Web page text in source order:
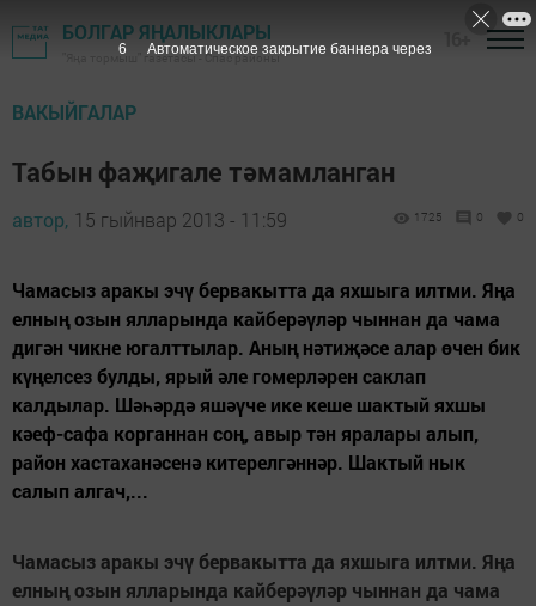
БОЛГАР ЯҢАЛЫКЛАРЫ
"Яңа тормыш" газетасы - Спас районы
ВАКЫЙГАЛАР
Табын фаҗигале тәмамланган
автор, 15 гыйнвар 2013 - 11:59 1725 0 0
Чамасыз аракы эчү бервакытта да яхшыга илтми. Яңа
елның озын ялларында кайберәүләр чыннан да чама
дигән чикне югалттылар. Аның нәтиҗәсе алар өчен бик
күңелсез булды, ярый әле гомерләрен саклап
калдылар. Шәһәрдә яшәүче ике кеше шактый яхшы
кәеф-сафа корганнан соң, авыр тән яралары алып,
район хастаханәсенә китерелгәннәр. Шактый нык
салып алгач,...
Чамасыз аракы эчү бервакытта да яхшыга илтми. Яңа
елның озын ялларында кайберәүләр чыннан да чама
5 Автоматическое закрытие баннера через